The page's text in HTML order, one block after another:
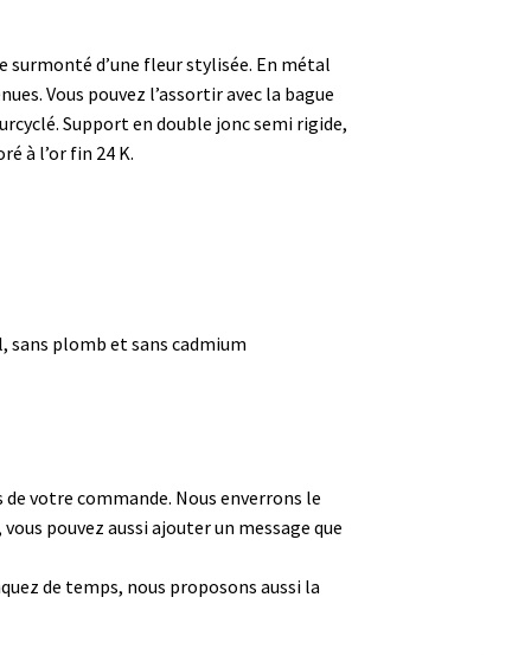
surmonté d’une fleur stylisée. En métal
Vous pouvez l’assortir avec la bague
Support en double jonc semi rigide,
à l’or fin 24 K.
sans plomb et sans cadmium
votre commande. Nous enverrons le
pouvez aussi ajouter un message que
de temps, nous proposons aussi la